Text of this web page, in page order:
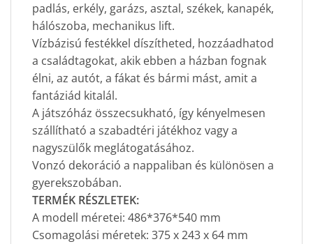
padlás, erkély, garázs, asztal, székek, kanapék,
hálószoba, mechanikus lift.
Vízbázisú festékkel díszítheted, hozzáadhatod
a családtagokat, akik ebben a házban fognak
élni, az autót, a fákat és bármi mást, amit a
fantáziád kitalál.
A játszóház összecsukható, így kényelmesen
szállítható a szabadtéri játékhoz vagy a
nagyszülők meglátogatásához.
Vonzó dekoráció a nappaliban és különösen a
gyerekszobában.
TERMÉK RÉSZLETEK:
A modell méretei: 486*376*540 mm
Csomagolási méretek: 375 x 243 x 64 mm